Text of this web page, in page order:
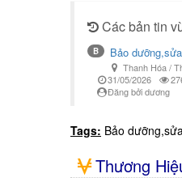
Các bản tin
B Bảo
Thanh Hóa /
31/05/2026
Đăng bởi dương
Tags: Bảo
Thương